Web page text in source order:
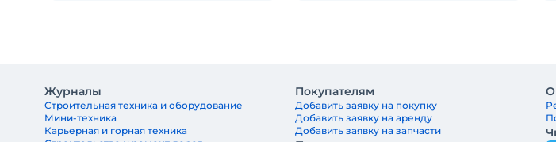
Журналы
Строительная техника и оборудование
Мини-техника
Карьерная и горная техника
Покупателям
Добавить заявку на покупку
Добавить заявку на аренду
Добавить заявку на запчасти
О